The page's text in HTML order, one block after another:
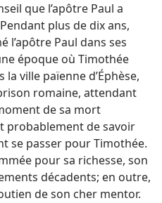
que l’apôtre Paul a
plus de dix ans,
l’apôtre Paul dans ses
époque où Timothée
ville païenne d’Éphèse,
romaine, attendant
de sa mort
probablement de savoir
se passer pour Timothée.
pour sa richesse, son
décadents; en outre,
de son cher mentor.